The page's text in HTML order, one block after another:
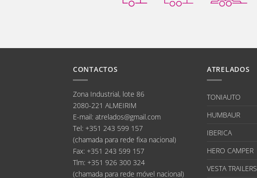
CONTACTOS
Zona Industrial, lote 86
2080-221 ALMEIRIM
E-mail: atrelados@gmail.com
Tel: +351 243 599 157
(chamada para rede fixa nacional)
Fax: +351 243 599 157
Tlm: +351 926 300 324
(chamada para rede móvel nacional)
ATRELADOS
TONIAUTO
HUMBAUR
IBERICA
HERO CAMPER
VESTA TRAILERS